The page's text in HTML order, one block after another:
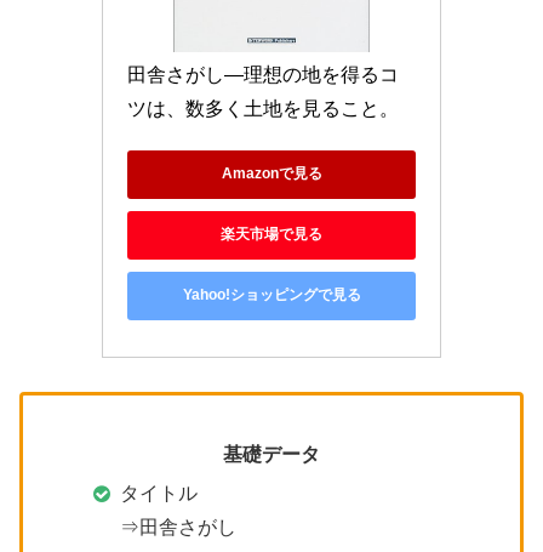
田舎さがし―理想の地を得るコ
ツは、数多く土地を見ること。
Amazonで見る
楽天市場で見る
Yahoo!ショッピングで見る
基礎データ
タイトル
⇒田舎さがし